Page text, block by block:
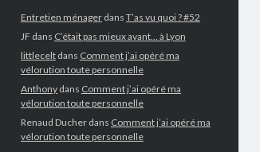
Entretien ménagerdans T’as vu quoi ? #52
JF dans C’était pas mieux avant… à Lyon
littleceltdans Comment j’ai opéré ma
vélorution toute personnelle
Anthonydans Comment j’ai opéré ma
vélorution toute personnelle
Renaud Ducherdans Comment j’ai opéré ma
vélorution toute personnelle